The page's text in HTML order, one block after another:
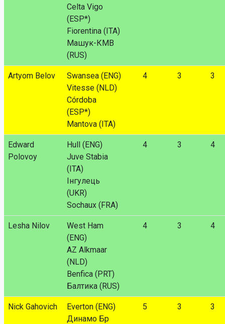
Celta Vigo
(ESP*)
Fiorentina (ITA)
Машук-КМВ
(RUS)
Artyom Belov
Swansea (ENG)
Vitesse (NLD)
Córdoba
(ESP*)
Mantova (ITA)
4 3 3
Edward
Polovoy
Hull (ENG)
Juve Stabia
(ITA)
Інгулець
(UKR)
Sochaux (FRA)
4 3 4
Lesha Nilov
West Ham
(ENG)
AZ Alkmaar
(NLD)
Benfica (PRT)
Балтика (RUS)
4 3 4
Nick Gahovich
Everton (ENG)
Динамо Бр
5 3 3